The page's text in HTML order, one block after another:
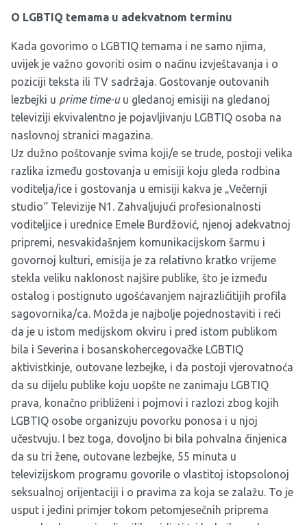
O LGBTIQ temama u adekvatnom terminu
Kada govorimo o LGBTIQ temama i ne samo njima,
uvijek je važno govoriti osim o načinu izvještavanja i o
poziciji teksta ili TV sadržaja. Gostovanje outovanih
lezbejki u prime time-uu gledanoj emisiji na gledanoj
televiziji ekvivalentno je pojavljivanju LGBTIQ osoba na
naslovnoj stranici magazina.
Uz dužno poštovanje svima koji/e se trude, postoji velika
razlika između gostovanja u emisiji koju gleda rodbina
voditelja/ice i gostovanja u emisiji kakva je „Večernji
studio“ Televizije N1. Zahvaljujući profesionalnosti
voditeljice i urednice Emele Burdžović, njenoj adekvatnoj
pripremi, nesvakidašnjem komunikacijskom šarmu i
govornoj kulturi, emisija je za relativno kratko vrijeme
stekla veliku naklonost najšire publike, što je između
ostalog i postignuto ugošćavanjem najrazličitijih profila
sagovornika/ca. Možda je najbolje pojednostaviti i reći
da je u istom medijskom okviru i pred istom publikom
bila i Severina i bosanskohercegovačke LGBTIQ
aktivistkinje, outovane lezbejke, i da postoji vjerovatnoća
da su dijelu publike koju uopšte ne zanimaju LGBTIQ
prava, konačno približeni i pojmovi i razlozi zbog kojih
LGBTIQ osobe organizuju povorku ponosa i u njoj
učestvuju. I bez toga, dovoljno bi bila pohvalna činjenica
da su tri žene, outovane lezbejke, 55 minuta u
televizijskom programu govorile o vlastitoj istopsolonoj
seksualnoj orijentaciji i o pravima za koja se zalažu. To je
usput i jedini primjer tokom petomjesečnih priprema